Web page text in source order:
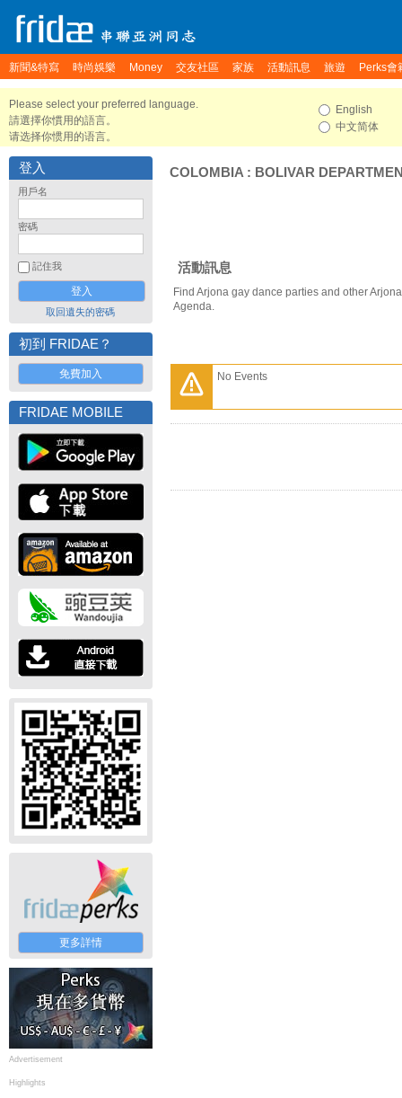
新聞&特寫 時尚娛樂 Money 交友社區 家族 活動訊息 旅遊 Perks會
Please select your preferred language.
請選擇你慣用的語言。
请选择你惯用的语言。
English
中文简体
登入
用戶名
密碼
記住我
取回遺失的密碼
初到 FRIDAE？
免費加入
FRIDAE MOBILE
更多詳情
Advertisement
Highlights
COLOMBIA : BOLIVAR
活動訊息
Find Arjona gay dance parties and other
Agenda.
No Events